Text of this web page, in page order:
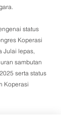
status
Koperasi
Julai lepas,
sambutan
serta status
Koperasi